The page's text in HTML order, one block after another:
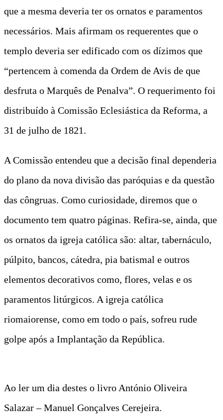
que a mesma deveria ter os ornatos e paramentos
necessários. Mais afirmam os requerentes que o
templo deveria ser edificado com os dízimos que
“pertencem à comenda da Ordem de Avis de que
desfruta o Marquês de Penalva”. O requerimento foi
distribuído à Comissão Eclesiástica da Reforma, a
31 de julho de 1821.
A Comissão entendeu que a decisão final dependeria
do plano da nova divisão das paróquias e da questão
das côngruas. Como curiosidade, diremos que o
documento tem quatro páginas. Refira-se, ainda, que
os ornatos da igreja católica são: altar, tabernáculo,
púlpito, bancos, cátedra, pia batismal e outros
elementos decorativos como, flores, velas e os
paramentos litúrgicos. A igreja católica
riomaiorense, como em todo o país, sofreu rude
golpe após a Implantação da República.
Ao ler um dia destes o livro António Oliveira
Salazar – Manuel Gonçalves Cerejeira.